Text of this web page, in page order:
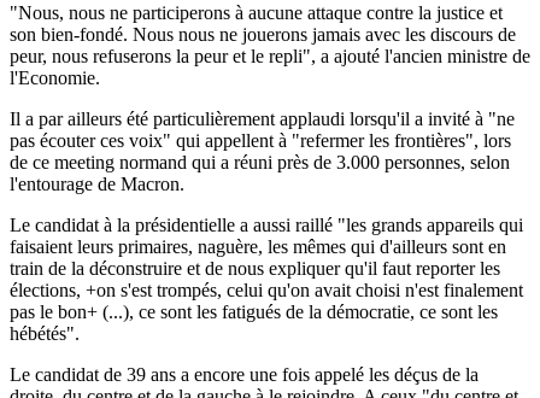
"Nous, nous ne participerons à aucune attaque contre la justice et
son bien-fondé. Nous nous ne jouerons jamais avec les discours de
peur, nous refuserons la peur et le repli", a ajouté l'ancien ministre de
l'Economie.
Il a par ailleurs été particulièrement applaudi lorsqu'il a invité à "ne
pas écouter ces voix" qui appellent à "refermer les frontières", lors
de ce meeting normand qui a réuni près de 3.000 personnes, selon
l'entourage de Macron.
Le candidat à la présidentielle a aussi raillé "les grands appareils qui
faisaient leurs primaires, naguère, les mêmes qui d'ailleurs sont en
train de la déconstruire et de nous expliquer qu'il faut reporter les
élections, +on s'est trompés, celui qu'on avait choisi n'est finalement
pas le bon+ (...), ce sont les fatigués de la démocratie, ce sont les
hébétés".
Le candidat de 39 ans a encore une fois appelé les déçus de la